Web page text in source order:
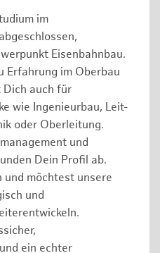
im
Eisenbahnbau.
Erfahrung im Oberbau
auch für
wie Ingenieurbau, Leit-
oder Oberleitung.
und
Dein Profil ab.
und möchtest unsere
und
ein echter